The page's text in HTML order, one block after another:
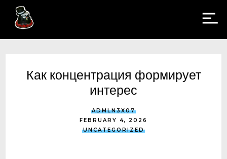
Как концентрация формирует
интерес
ADMLN3X07
FEBRUARY 4, 2026
UNCATEGORIZED